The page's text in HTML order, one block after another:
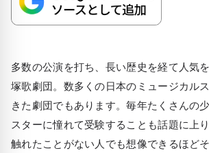
多数の公演を打ち、長い歴史を経て人気
塚歌劇団。数多くの日本のミュージカル
きた劇団でもあります。毎年たくさんの
スターに憧れて受験することも話題に上
触れたことがない人でも想像できるほど